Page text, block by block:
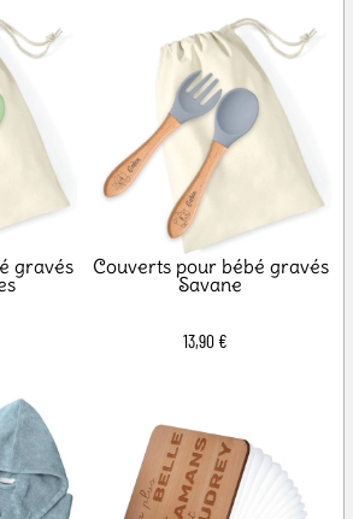
gravés Couverts pour bébé gravés
Savane
13,90 €